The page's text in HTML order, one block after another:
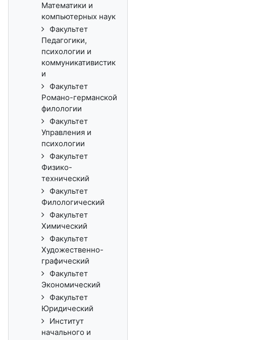
Математики и
компьютерных наук
Факультет
Педагогики,
психологии и
коммуникативистик
и
Факультет
Романо-германской
филологии
Факультет
Управления и
психологии
Факультет
Физико-
технический
Факультет
Филологический
Факультет
Химический
Факультет
Художественно-
графический
Факультет
Экономический
Факультет
Юридический
Институт
начального и